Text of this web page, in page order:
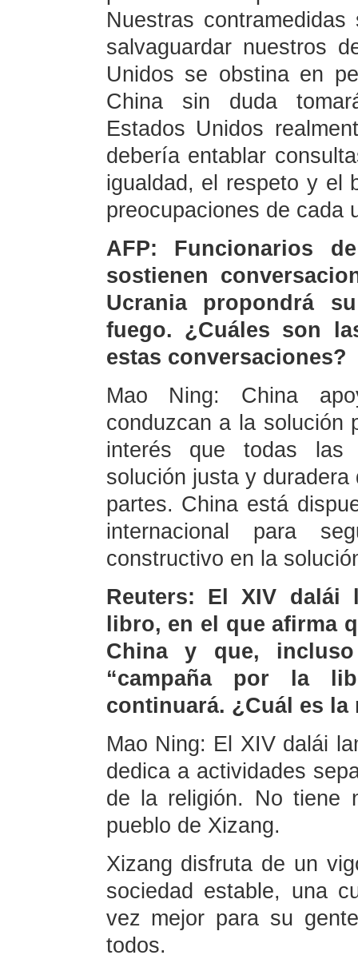
Nuestras
salvaguardar nuestros
Unidos se obstina en
China sin duda
Estados Unidos
debería entablar
igualdad, el respeto y el
preocupaciones de cada
AFP: Funcionarios
sostienen
Ucrania propondrá
fuego. ¿Cuáles son
estas conversaciones?
Mao Ning: China
conduzcan a la solución
interés que todas las
solución justa y
partes. China está
internacional para
constructivo en la
Reuters: El XIV dalái
libro, en el que afirma
China y que,
“campaña por la
continuará. ¿Cuál es la
Mao Ning: El XIV dalái
dedica a actividades
de la religión. No tiene
pueblo de Xizang.
Xizang disfruta de un
sociedad estable, una
vez mejor para su
todos.